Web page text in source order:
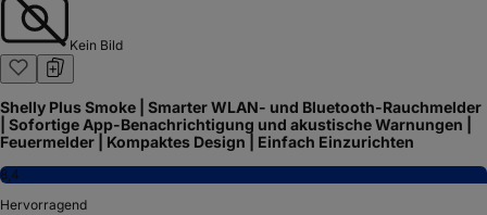
Kein Bild
Shelly Plus Smoke | Smarter WLAN- und Bluetooth-Rauchmelder
| Sofortige App-Benachrichtigung und akustische Warnungen |
Feuermelder | Kompaktes Design | Einfach Einzurichten
8,4
Hervorragend